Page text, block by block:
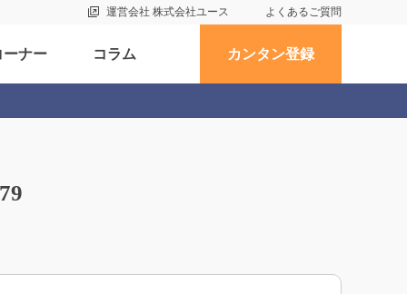
運営会社 株式会社ユース よくあるご質問
ーナー コラム カンタン登録